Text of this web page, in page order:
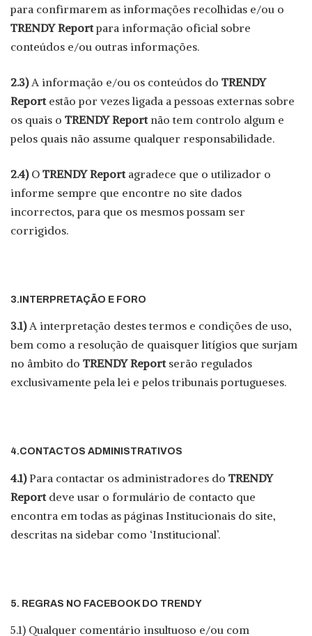
para confirmarem as informações recolhidas e/ou o
TRENDY Reportpara informação oficial sobre
conteúdos e/ou outras informações.
2.3) A informação e/ou os conteúdos do TRENDY
Report estão por vezes ligada a pessoas externas sobre
os quais o TRENDY Reportnão tem controlo algum e
pelos quais não assume qualquer responsabilidade.
2.4)O TRENDY Report agradece que o utilizador o
informe sempre que encontre no site dados
incorrectos, para que os mesmos possam ser
corrigidos.
3.INTERPRETAÇÃO E FORO
3.1)A interpretação destes termos e condições de uso,
bem como a resolução de quaisquer litígios que surjam
no âmbito do TRENDY Report serão regulados
exclusivamente pela lei e pelos tribunais portugueses.
4.CONTACTOS ADMINISTRATIVOS
4.1)Para contactar os administradores do TRENDY
Report deve usar o formulário de contacto que
encontra em todas as páginas Institucionais do site,
descritas na sidebar como ‘Institucional’.
5. REGRAS NO FACEBOOK DO TRENDY
5.1) Qualquer comentário insultuoso e/ou com